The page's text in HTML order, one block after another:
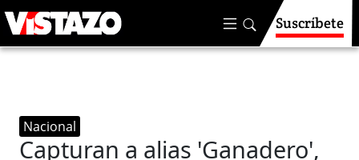
Suscríbete
Nacional
Capturan a alias 'Ganadero',